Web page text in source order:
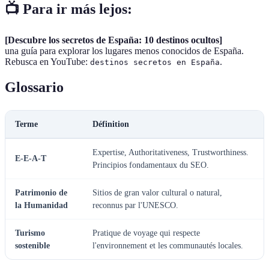
📺 Para ir más lejos:
[Descubre los secretos de España: 10 destinos ocultos]
una guía para explorar los lugares menos conocidos de España.
Rebusca en YouTube: destinos secretos en España.
Glossario
Terme Définition
E-E-A-T
Expertise, Authoritativeness, Trustworthiness.
Principios fondamentaux du SEO.
Patrimonio de
la Humanidad
Sitios de gran valor cultural o natural,
reconnus par l'UNESCO.
Turismo
sostenible
Pratique de voyage qui respecte
l'environnement et les communautés locales.